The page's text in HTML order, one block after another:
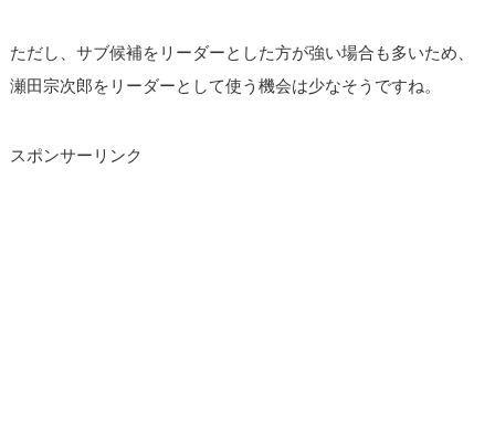
ただし、サブ候補をリーダーとした方が強い場合も多いため、
瀬田宗次郎をリーダーとして使う機会は少なそうですね。
スポンサーリンク